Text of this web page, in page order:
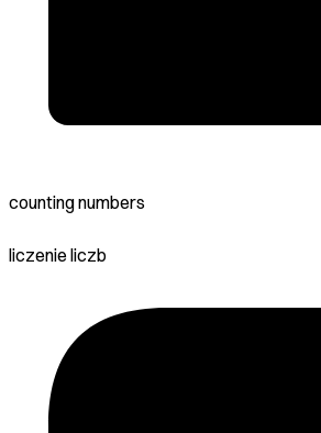
counting numbers
liczenie liczb